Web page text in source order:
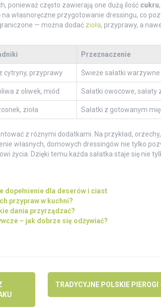
ponieważ często zawierają one dużą ilość cukru
własnoręczne przygotowanie dressingu, co
— można dodać zioła, przyprawy, a
Przeznaczenie
cytryny, przyprawy Świeże sałatki warzywne
z oliwek, miód Sałatki owocowe, sałaty
zioła Sałatki z gotowanym
z różnymi dodatkami. Na przykład,
własnych, domowych dressingów nie tylko
życia. Dzięki temu każda sałatka staje się nie
dopełnienie dla deserów i ciast
przypraw w kuchni?
dania przyrządzać?
– jak dobrze się odżywiać?
TRADYCYJNE POLSKIE